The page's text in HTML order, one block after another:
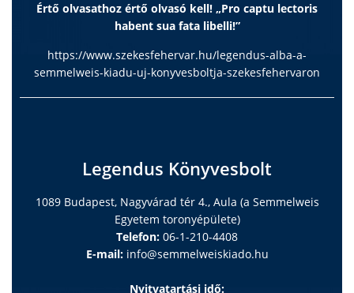
Értő olvasathoz értő olvasó kell! „Pro captu lectoris
habent sua fata libelli!”
https://www.szekesfehervar.hu/legendus-alba-a-
semmelweis-kiadu-uj-konyvesboltja-szekesfehervaron
Legendus Könyvesbolt
1089 Budapest, Nagyvárad tér 4., Aula (a Semmelweis
Egyetem toronyépülete)
Telefon: 06-1-210-4408
E-mail: info@semmelweiskiado.hu
Nyitvatartási idő: